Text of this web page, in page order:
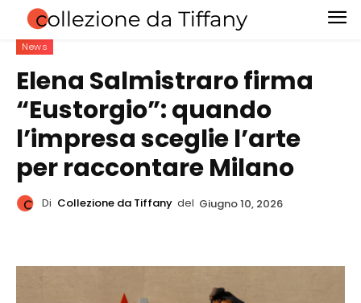
News
Elena Salmistraro firma
“Eustorgio”: quando
l’impresa sceglie l’arte
per raccontare Milano
Di Collezione da Tiffany del Giugno 10, 2026